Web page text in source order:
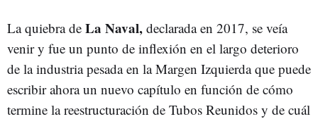
La quiebra de La Naval, declarada en 2017, se veía
venir y fue un punto de inflexión en el largo deterioro
de la industria pesada en la Margen Izquierda que puede
escribir ahora un nuevo capítulo en función de cómo
termine la reestructuración de Tubos Reunidos y de cuál